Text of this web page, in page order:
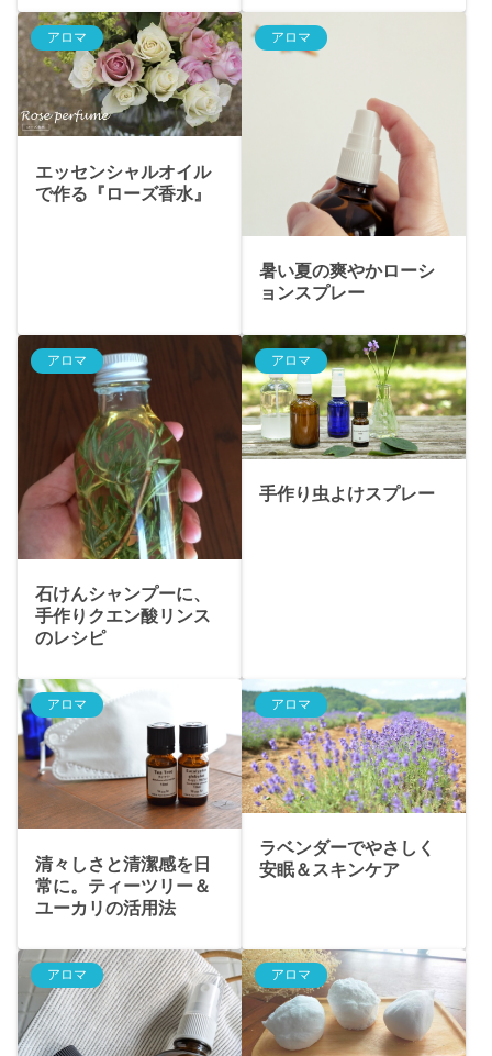
アロマ
エッセンシャルオイル
で作る『ローズ香水』
アロマ
暑い夏の爽やかローシ
ョンスプレー
アロマ
石けんシャンプーに、
手作りクエン酸リンス
のレシピ
アロマ
手作り虫よけスプレー
アロマ
清々しさと清潔感を日
常に。ティーツリー＆
ユーカリの活用法
アロマ
ラベンダーでやさしく
安眠＆スキンケア
アロマ アロマ